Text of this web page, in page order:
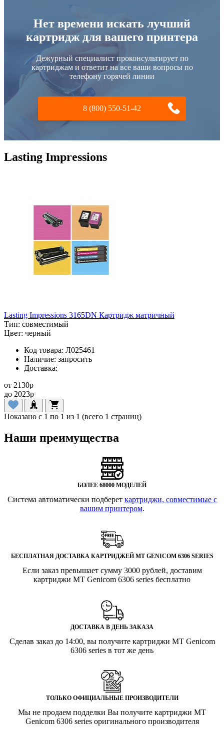
Нет времени искать лучший
картридж для вашего принтера
Дежурный специалист проконсультирует по
картриджам и ответит на все ваши вопросы по
телефону горячей линии
8 (800) 550-51-42
Lasting Impressions
Lasting Impressions 3165DN Картридж матричный
Тип: совместимый
Цвет: черный
Код товара: Л025461
Наличие: запросить
Доставка:
от 2130p
до 2023p
Показано с 1 по 1 из 1 (всего 1 страниц)
Наши преимущества
БОЛЕЕ 68000 МОДЕЛЕЙ
Система автоматически подберет картриджи, совместимые с
вашим принтером.
БЕСПЛАТНАЯ ДОСТАВКА КАРТРИДЖЕЙ MT GENICOM 6306 SERIES
Если заказ превышает сумму 3000 рублей, доставим
картриджи MT Genicom 6306 series бесплатно
ДОСТАВКА В ДЕНЬ ЗАКАЗА
Сделав заказ до 14:00, вы получите картриджи MT Genicom
6306 series в тот же день
ТОЛЬКО ОФИЦИАЛЬНЫЕ ПРОИЗВОДИТЕЛИ
Мы не продаем подделки Вы получите картриджи MT
Genicom 6306 series оригинального производителя